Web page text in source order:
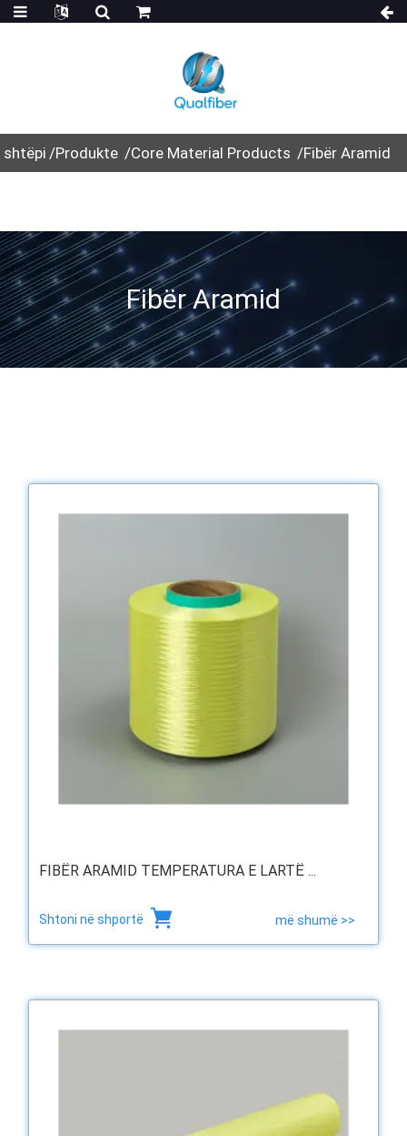
shtëpi Produkte Core Material Products Fibër Aramid
Fibër Aramid
FIBËR ARAMID TEMPERATURA E LARTË ...
Shtoni në shportë më shumë >>